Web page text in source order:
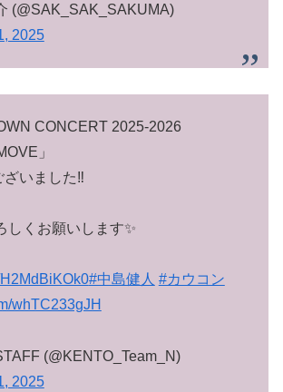
(@SAK_SAK_SAKUMA)
2025
CONCERT 2025-2026
」
いました‼︎
しくお願いします✨
#中島健人 #カウコン
whTC233gJH
(@KENTO_Team_N)
2025